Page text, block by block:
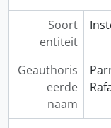
Soort
entiteit
Geauthoris
eerde
naam